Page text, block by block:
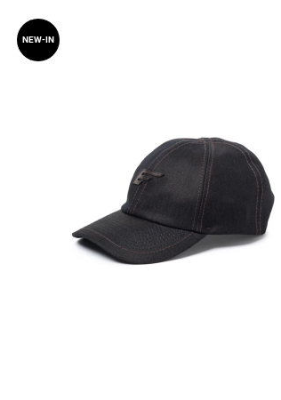
NEW-IN